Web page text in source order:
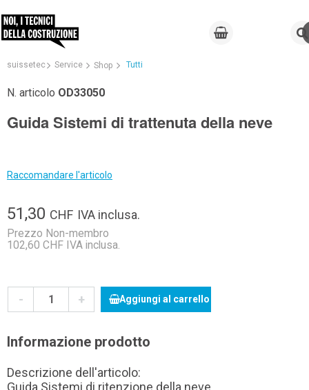
suissetec Service Shop Tutti
N. articolo OD33050
Guida Sistemi di trattenuta della neve
Raccomandare l'articolo
51,30 CHF IVA inclusa.
Prezzo Non-membro
102,60 CHF IVA inclusa.
- + Aggiungi al carrello
Informazione prodotto
Descrizione dell'articolo:
Guida Sistemi di ritenzione della neve